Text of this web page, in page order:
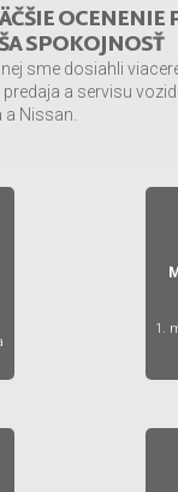
OCENENIE
SPOKOJNOSŤ
sme dosiahli
a servisu
a Nissan.
1.